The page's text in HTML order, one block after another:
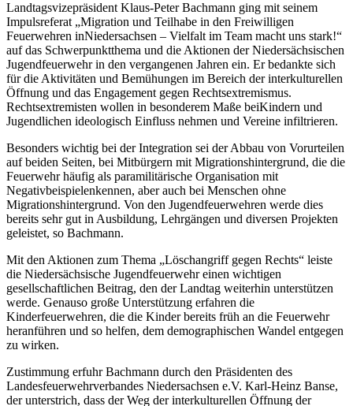
Landtagsvizepräsident Klaus-Peter Bachmann ging mit seinem
Impulsreferat „Migration und Teilhabe in den Freiwilligen
Feuerwehren inNiedersachsen – Vielfalt im Team macht uns stark!“
auf das Schwerpunktthema und die Aktionen der Niedersächsischen
Jugendfeuerwehr in den vergangenen Jahren ein. Er bedankte sich
für die Aktivitäten und Bemühungen im Bereich der interkulturellen
Öffnung und das Engagement gegen Rechtsextremismus.
Rechtsextremisten wollen in besonderem Maße beiKindern und
Jugendlichen ideologisch Einfluss nehmen und Vereine infiltrieren.
Besonders wichtig bei der Integration sei der Abbau von Vorurteilen
auf beiden Seiten, bei Mitbürgern mit Migrationshintergrund, die die
Feuerwehr häufig als paramilitärische Organisation mit
Negativbeispielenkennen, aber auch bei Menschen ohne
Migrationshintergrund. Von den Jugendfeuerwehren werde dies
bereits sehr gut in Ausbildung, Lehrgängen und diversen Projekten
geleistet, so Bachmann.
Mit den Aktionen zum Thema „Löschangriff gegen Rechts“ leiste
die Niedersächsische Jugendfeuerwehr einen wichtigen
gesellschaftlichen Beitrag, den der Landtag weiterhin unterstützen
werde. Genauso große Unterstützung erfahren die
Kinderfeuerwehren, die die Kinder bereits früh an die Feuerwehr
heranführen und so helfen, dem demographischen Wandel entgegen
zu wirken.
Zustimmung erfuhr Bachmann durch den Präsidenten des
Landesfeuerwehrverbandes Niedersachsen e.V. Karl-Heinz Banse,
der unterstrich, dass der Weg der interkulturellen Öffnung der